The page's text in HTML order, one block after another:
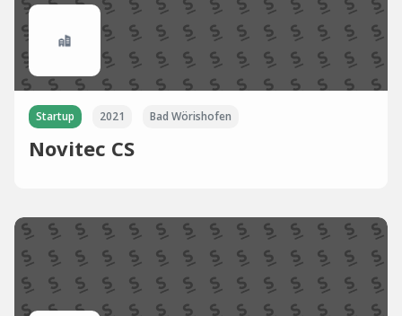
Startup 2021 Bad Wörishofen
Novitec CS